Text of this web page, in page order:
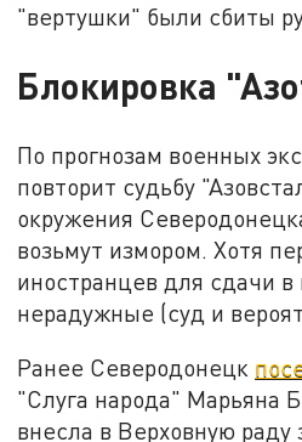
"вертушки" были сбиты
Блокировка
По прогнозам военных
повторит судьбу
окружения
возьмут измором. Хотя
иностранцев для сдачи
нерадужные (суд и
Ранее Северодонецк
"Слуга народа" Марьяна
внесла в Верховную раду